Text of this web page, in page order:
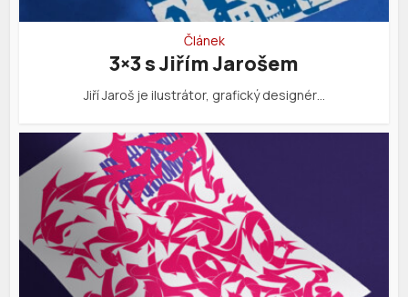
Článek
3×3 s Jiřím Jarošem
Jiří Jaroš je ilustrátor, grafický designér…